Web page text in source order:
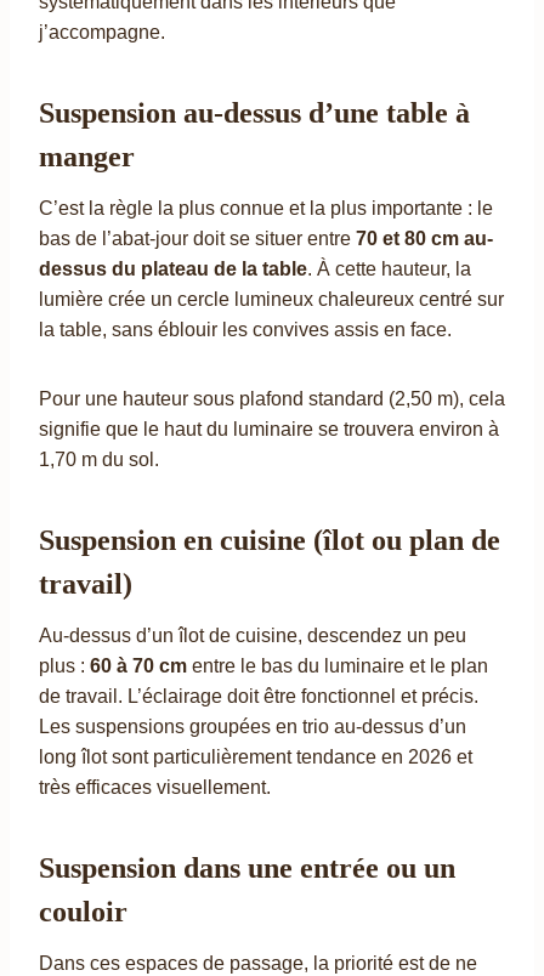
j’accompagne.
Suspension au-dessus d’une table à
manger
C’est la règle la plus connue et la plus importante : le
bas de l’abat-jour doit se situer entre 70 et 80 cm au-
dessus du plateau de la table. À cette hauteur, la
lumière crée un cercle lumineux chaleureux centré sur
la table, sans éblouir les convives assis en face.
Pour une hauteur sous plafond standard (2,50 m), cela
signifie que le haut du luminaire se trouvera environ à
1,70 m du sol.
Suspension en cuisine (îlot ou plan de
travail)
Au-dessus d’un îlot de cuisine, descendez un peu
plus : 60 à 70 cm entre le bas du luminaire et le plan
de travail. L’éclairage doit être fonctionnel et précis.
Les suspensions groupées en trio au-dessus d’un
long îlot sont particulièrement tendance en 2026 et
très efficaces visuellement.
Suspension dans une entrée ou un
couloir
Dans ces espaces de passage, la priorité est de ne